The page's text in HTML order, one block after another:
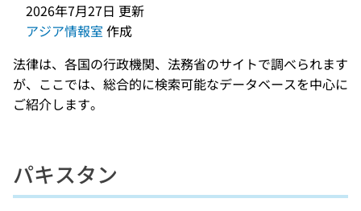
2026年7月27日 更新
アジア情報室 作成
法律は、各国の行政機関、法務省のサイトで調べられます
が、ここでは、総合的に検索可能なデータベースを中心に
ご紹介します。
パキスタン